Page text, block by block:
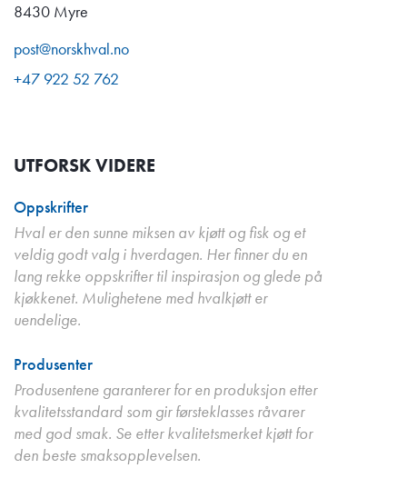
8430 Myre
post@norskhval.no
+47 922 52 762
UTFORSK VIDERE
Oppskrifter
Hval er den sunne miksen av kjøtt og fisk og et
veldig godt valg i hverdagen. Her finner du en
lang rekke oppskrifter til inspirasjon og glede på
kjøkkenet. Mulighetene med hvalkjøtt er
uendelige.
Produsenter
Produsentene garanterer for en produksjon etter
kvalitetsstandard som gir førsteklasses råvarer
med god smak. Se etter kvalitetsmerket kjøtt for
den beste smaksopplevelsen.